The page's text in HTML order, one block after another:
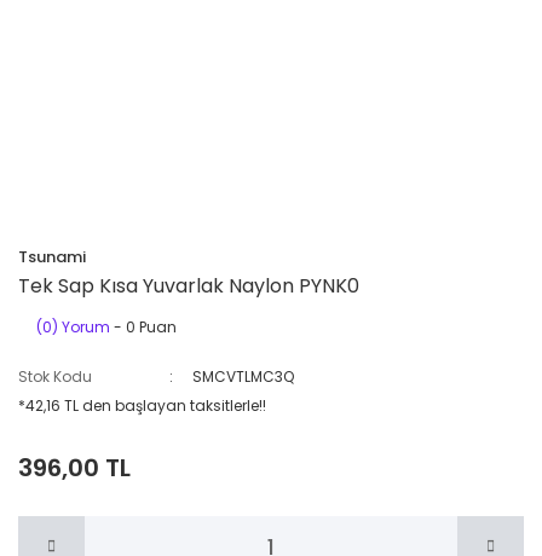
Tsunami
Tek Sap Kısa Yuvarlak Naylon PYNK0
(0) Yorum - 0 Puan
Stok Kodu
SMCVTLMC3Q
*42,16 TL den başlayan taksitlerle!!
396,00 TL